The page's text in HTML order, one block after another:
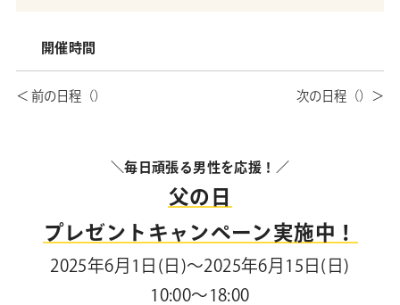
開催時間
＼毎日頑張る男性を応援！／
父の日
プレゼントキャンペーン実施中！
2025年6月1日(日)～2025年6月15日(日)
10:00～18:00